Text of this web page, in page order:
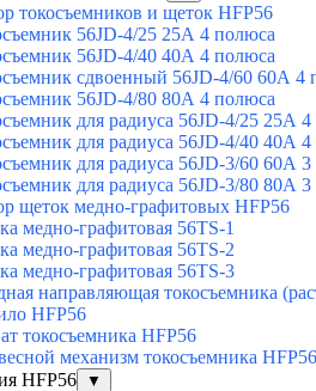
токосъемников и щеток HFP56
56JD-4/25 25А 4 полюса
56JD-4/40 40А 4 полюса
сдвоенный 56JD-4/60 60А 4
56JD-4/80 80А 4 полюса
для радиуса 56JD-4/25 25А
для радиуса 56JD-4/40 40А
для радиуса 56JD-3/60 60А
для радиуса 56JD-3/80 80А
щеток медно-графитовых HFP56
медно-графитовая 56TS-1
медно-графитовая 56TS-2
медно-графитовая 56TS-3
направляющая токосъемника
HFP56
токосъемника HFP56
механизм токосъемника HFP56
HFP56
▼